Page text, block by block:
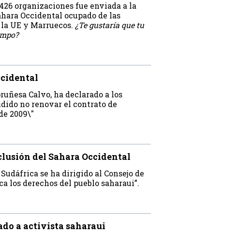
organizaciones fue enviada a la
Occidental ocupado de las
UE y Marruecos. ¿Te gustaría que tu
Calvo, ha declarado a los
no renovar el contrato de
2009\"
del Sahara Occidental
se ha dirigido al Consejo de
los derechos del pueblo saharaui”.
a activista saharaui